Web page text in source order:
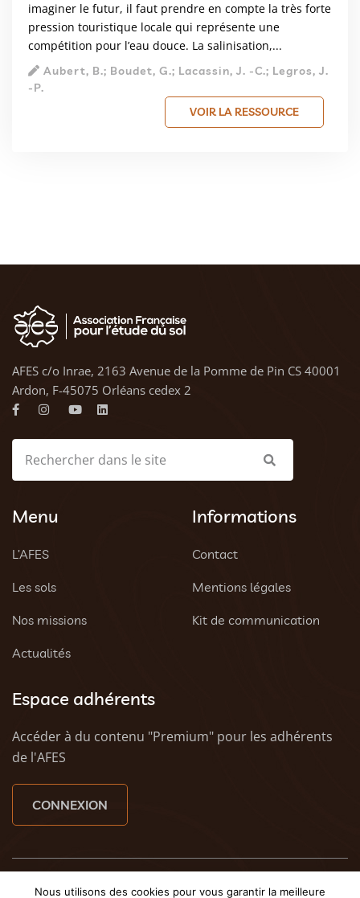
imaginer le futur, il faut prendre en compte la très forte
pression touristique locale qui représente une
compétition pour l’eau douce. La salinisation,...
Aubert, B.; Boudet, G.; Lacassin, J. -C.; Legros, J.
-P.
VOIR LA RESSOURCE
AFES c/o Inrae, 2163 Avenue de la Pomme de Pin CS 40001
Ardon, F-45075 Orléans cedex 2
Menu
L’AFES
Les sols
Nos missions
Actualités
Informations
Contact
Mentions légales
Kit de communication
Espace adhérents
Accéder à du contenu "Premium" pour les adhérents
de l'AFES
CONNEXION
© 2023 AFES - Tous droits réservés - Une créationTony
Nous utilisons des cookies pour vous garantir la meilleure